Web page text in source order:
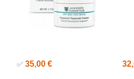
✅ 35,00 €